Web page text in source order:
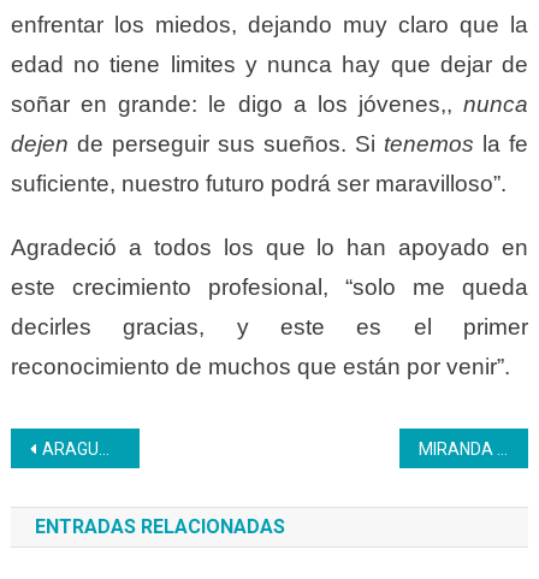
enfrentar los miedos, dejando muy claro que la
edad no tiene limites y nunca hay que dejar de
soñar en grande: le digo a los jóvenes,,nunca
dejen de perseguir sus sueños. Si tenemos la fe
suficiente, nuestro futuro podrá ser maravilloso”.
Agradeció a todos los que lo han apoyado en
este crecimiento profesional, “solo me queda
decirles gracias, y este es el primer
reconocimiento de muchos que están por venir”.
Navegación
de
entradas
ARAGUA | CFS Inces Polivalente Bermúdez continúa estableciendo alianzas interinstitucionales
ENTRADAS RELACIONADAS